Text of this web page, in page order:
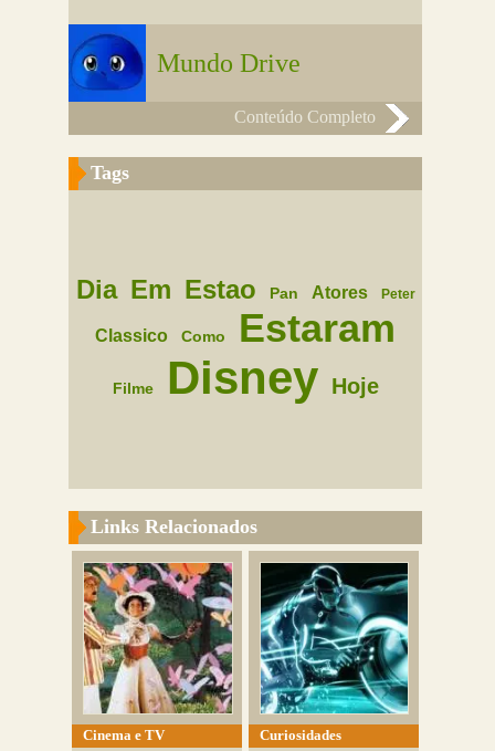
Mundo Drive
Conteúdo Completo
Tags
Dia Em Estao Pan Atores Peter
Classico Como Estaram
Filme Disney Hoje
Links Relacionados
Cinema e TV
Curiosidades